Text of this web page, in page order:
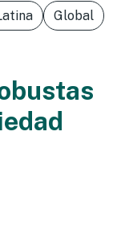
Global